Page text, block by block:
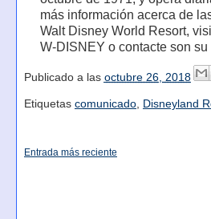
más información acerca de
Walt Disney World Resort,
W-DISNEY o contacte son
Publicado a las octubre 26, 2018
Etiquetas comunicado, Disneyland
Entrada más reciente